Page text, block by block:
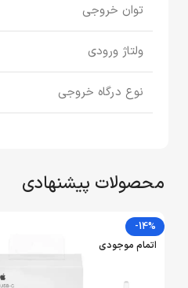
توان خروجی
ولتاژ ورودی
نوع درگاه خروجی
محصولات پیشنهادی
-14%
اتمام موجودی